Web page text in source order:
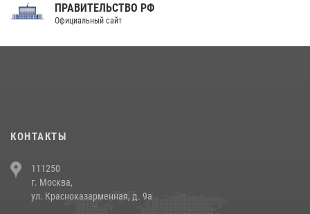
Праздник «Один день с Росгвардией» к 105-летию Центрального
напавших на бригаду скорой помощи (видео)
14 июля 2026, 12:20
ПРАВИТЕЛЬСТВО РФ
Официальный сайт
КОНТАКТЫ
111250
г. Москва,
ул. Красноказарменная, д. 9а